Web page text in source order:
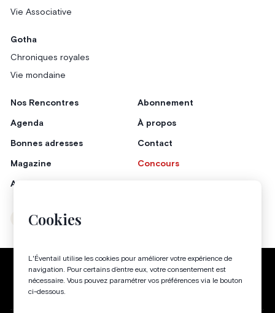
Cookies
L'Éventail utilise les cookies pour améliorer votre expérience de
navigation. Pour certains d’entre eux, votre consentement est
nécessaire. Vous pouvez paramétrer vos préférences via le bouton
ci-dessous.
Vie Associative
Gotha
Chroniques royales
Vie mondaine
Nos Rencontres
Agenda
Bonnes adresses
Magazine
Annonceurs
Abonnement
À propos
Contact
Concours
Instagram
Politique de confidentialité Conditions générales
Gestion des cookies